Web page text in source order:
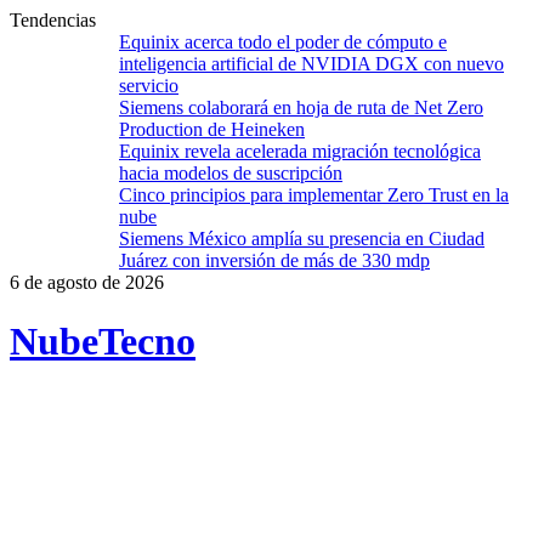
Tendencias
Equinix acerca todo el poder de cómputo e
inteligencia artificial de NVIDIA DGX con nuevo
servicio
Siemens colaborará en hoja de ruta de Net Zero
Production de Heineken
Equinix revela acelerada migración tecnológica
hacia modelos de suscripción
Cinco principios para implementar Zero Trust en la
nube
Siemens México amplía su presencia en Ciudad
Juárez con inversión de más de 330 mdp
6 de agosto de 2026
NubeTecno